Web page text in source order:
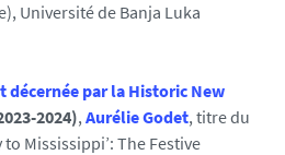
Université de Banja Luka
décernée par la Historic New
2024),Aurélie Godet, titre du
Mississippi’: The Festive